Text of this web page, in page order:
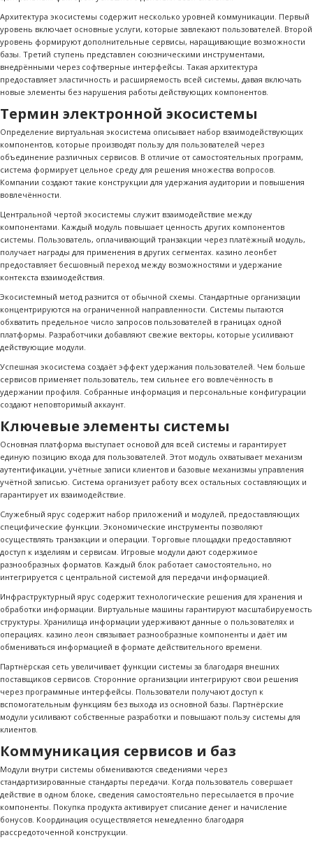
Архитектура экосистемы содержит несколько уровней коммуникации. Первый
уровень включает основные услуги, которые завлекают пользователей. Второй
уровень формируют дополнительные сервисы, наращивающие возможности
базы. Третий ступень представлен союзническими инструментами,
внедрёнными через софтверные интерфейсы. Такая архитектура
предоставляет эластичность и расширяемость всей системы, давая включать
новые элементы без нарушения работы действующих компонентов.
Термин электронной экосистемы
Определение виртуальная экосистема описывает набор взаимодействующих
компонентов, которые производят пользу для пользователей через
объединение различных сервисов. В отличие от самостоятельных программ,
система формирует цельное среду для решения множества вопросов.
Компании создают такие конструкции для удержания аудитории и повышения
вовлечённости.
Центральной чертой экосистемы служит взаимодействие между
компонентами. Каждый модуль повышает ценность других компонентов
системы. Пользователь, оплачивающий транзакции через платёжный модуль,
получает награды для применения в других сегментах. казино леонбет
предоставляет бесшовный переход между возможностями и удержание
контекста взаимодействия.
Экосистемный метод разнится от обычной схемы. Стандартные организации
концентрируются на ограниченной направленности. Системы пытаются
обхватить предельное число запросов пользователей в границах одной
платформы. Разработчики добавляют свежие векторы, которые усиливают
действующие модули.
Успешная экосистема создаёт эффект удержания пользователей. Чем больше
сервисов применяет пользователь, тем сильнее его вовлечённость в
удержании профиля. Собранные информация и персональные конфигурации
создают неповторимый аккаунт.
Ключевые элементы системы
Основная платформа выступает основой для всей системы и гарантирует
единую позицию входа для пользователей. Этот модуль охватывает механизм
аутентификации, учётные записи клиентов и базовые механизмы управления
учётной записью. Система организует работу всех остальных составляющих и
гарантирует их взаимодействие.
Служебный ярус содержит набор приложений и модулей, предоставляющих
специфические функции. Экономические инструменты позволяют
осуществлять транзакции и операции. Торговые площадки предоставляют
доступ к изделиям и сервисам. Игровые модули дают содержимое
разнообразных форматов. Каждый блок работает самостоятельно, но
интегрируется с центральной системой для передачи информацией.
Инфраструктурный ярус содержит технологические решения для хранения и
обработки информации. Виртуальные машины гарантируют масштабируемость
структуры. Хранилища информации удерживают данные о пользователях и
операциях. казино леон связывает разнообразные компоненты и даёт им
обмениваться информацией в формате действительного времени.
Партнёрская сеть увеличивает функции системы за благодаря внешних
поставщиков сервисов. Сторонние организации интегрируют свои решения
через программные интерфейсы. Пользователи получают доступ к
вспомогательным функциям без выхода из основной базы. Партнёрские
модули усиливают собственные разработки и повышают пользу системы для
клиентов.
Коммуникация сервисов и баз
Модули внутри системы обмениваются сведениями через
стандартизированные стандарты передачи. Когда пользователь совершает
действие в одном блоке, сведения самостоятельно пересылается в прочие
компоненты. Покупка продукта активирует списание денег и начисление
бонусов. Координация осуществляется немедленно благодаря
рассредоточенной конструкции.